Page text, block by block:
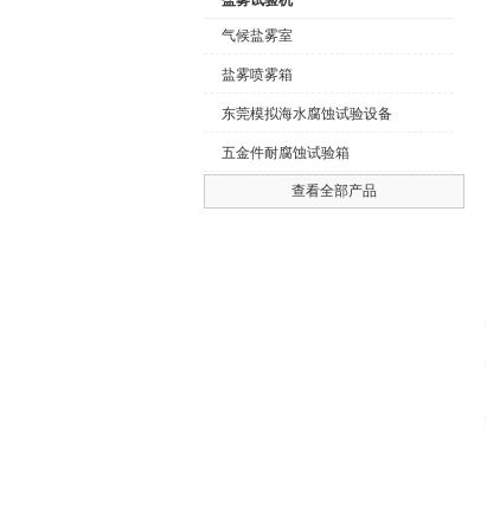
气候盐雾室
盐雾喷雾箱
东莞模拟海水腐蚀试验设备
五金件耐腐蚀试验箱
查看全部产品